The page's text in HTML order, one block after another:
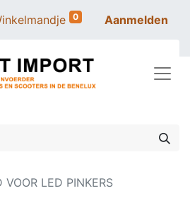
0 Aanmelden
VOOR LED PINKERS